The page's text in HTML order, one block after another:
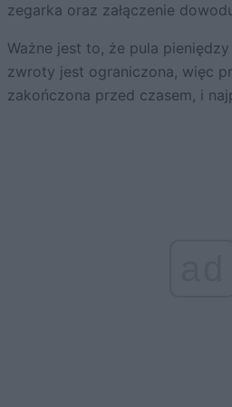
zegarka oraz załączenie
Ważne jest to, że pula
zwroty jest ograniczona, więc
zakończona przed czasem, i